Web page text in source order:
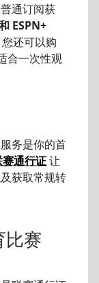
通订阅获
ESPN+
还可以购
合一次性观
务是你的首
通行证让
获取常规转
比赛